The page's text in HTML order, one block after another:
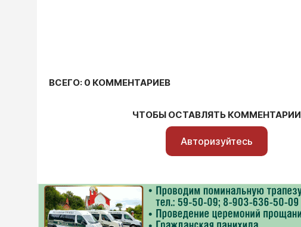
ВСЕГО: 0 КОММЕНТАРИЕВ
ЧТОБЫ ОСТАВЛЯТЬ КОММЕНТАРИИ
Авторизуйтесь